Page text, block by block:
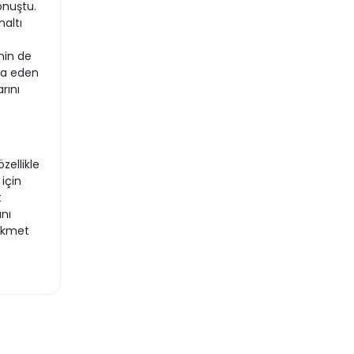
de
eden